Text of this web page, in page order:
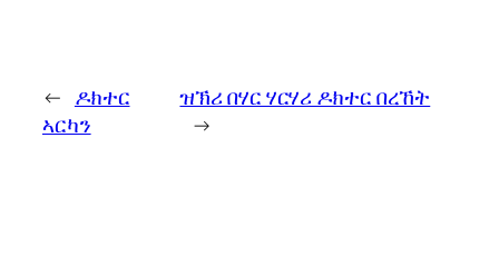
← ዶክተር
ኣርካን
ዝኽሪ በሃር ሃርሃሪ ዶክተር በረኸት
→